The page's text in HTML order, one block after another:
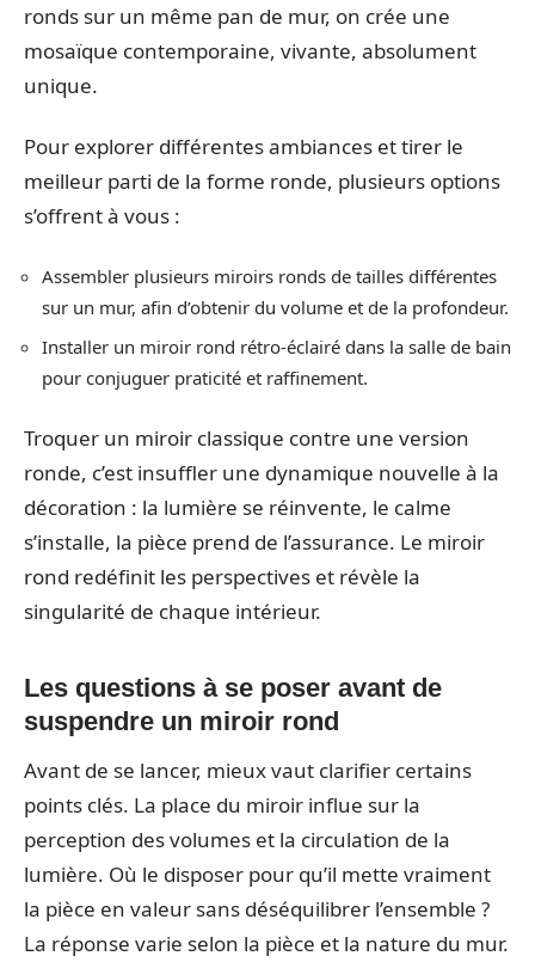
ronds sur un même pan de mur, on crée une
mosaïque contemporaine, vivante, absolument
unique.
Pour explorer différentes ambiances et tirer le
meilleur parti de la forme ronde, plusieurs options
s’offrent à vous :
Assembler plusieurs miroirs ronds de tailles différentes
sur un mur, afin d’obtenir du volume et de la profondeur.
Installer un miroir rond rétro-éclairé dans la salle de bain
pour conjuguer praticité et raffinement.
Troquer un miroir classique contre une version
ronde, c’est insuffler une dynamique nouvelle à la
décoration : la lumière se réinvente, le calme
s’installe, la pièce prend de l’assurance. Le miroir
rond redéfinit les perspectives et révèle la
singularité de chaque intérieur.
Les questions à se poser avant de
suspendre un miroir rond
Avant de se lancer, mieux vaut clarifier certains
points clés. La place du miroir influe sur la
perception des volumes et la circulation de la
lumière. Où le disposer pour qu’il mette vraiment
la pièce en valeur sans déséquilibrer l’ensemble ?
La réponse varie selon la pièce et la nature du mur.